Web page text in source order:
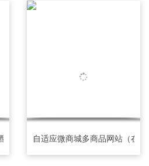
竞价落地页|白酒订单网站
自适应微商城多商品网站（在